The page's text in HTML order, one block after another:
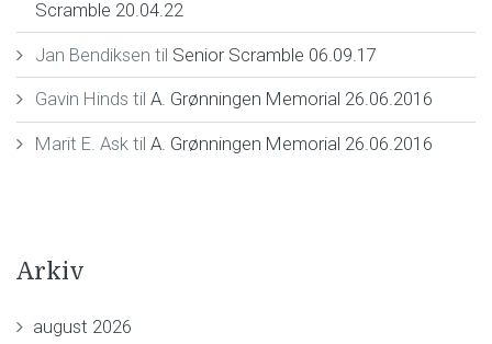
Scramble 20.04.22
Jan Bendiksen til Senior Scramble 06.09.17
Gavin Hinds til A. Grønningen Memorial 26.06.2016
Marit E. Asktil A. Grønningen Memorial 26.06.2016
Arkiv
august 2026